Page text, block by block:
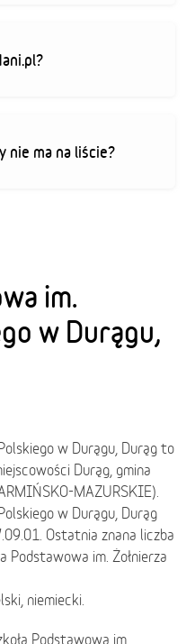
nie ma na liście?
im.
w Durągu,
w Durągu, Durąg to
Durąg, gmina
MAZURSKIE).
w Durągu, Durąg
Ostatnia znana liczba
Podstawowa im. Żołnierza
niemiecki.
Podstawowa im.